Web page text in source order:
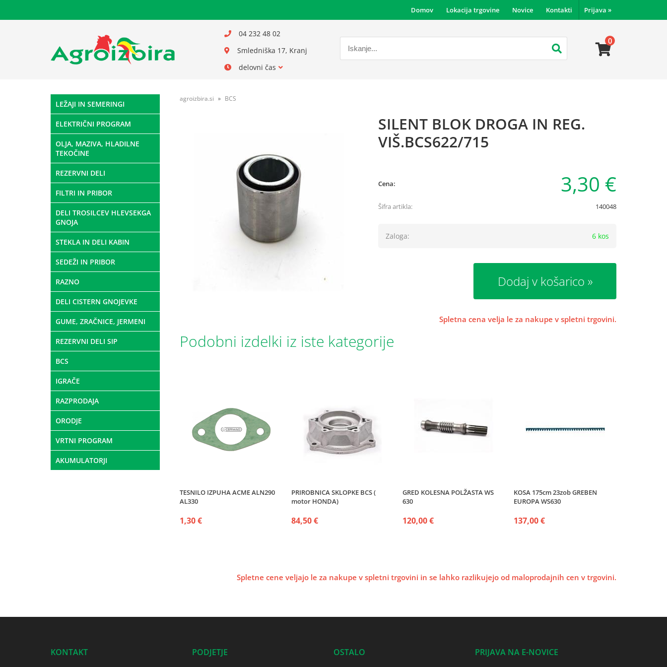
Prijava »
Domov Lokacija trgovine Novice Kontakti
04 232 48 02
Smledniška 17, Kranj
delovni čas
0
LEŽAJI IN SEMERINGI
ELEKTRIČNI PROGRAM
OLJA, MAZIVA, HLADILNE
TEKOČINE
REZERVNI DELI
FILTRI IN PRIBOR
DELI TROSILCEV HLEVSEKGA
GNOJA
STEKLA IN DELI KABIN
SEDEŽI IN PRIBOR
RAZNO
DELI CISTERN GNOJEVKE
GUME, ZRAČNICE, JERMENI
REZERVNI DELI SIP
BCS
IGRAČE
RAZPRODAJA
ORODJE
VRTNI PROGRAM
AKUMULATORJI
agroizbira.si BCS
SILENT BLOK DROGA IN REG.
VIŠ.BCS622/715
Cena: 3,30 €
Šifra artikla: 140048
Zaloga: 6 kos
Dodaj v košarico
Spletna cena velja le za nakupe v spletni trgovini.
Podobni izdelki iz iste kategorije
TESNILO IZPUHA ACME ALN290
AL330
1,30 €
PRIROBNICA SKLOPKE BCS (
motor HONDA)
84,50 €
GRED KOLESNA POLŽASTA WS
630
120,00 €
KOSA 175cm 23zob GREBEN
EUROPA WS630
137,00 €
Spletne cene veljajo le za nakupe v spletni trgovini in se lahko razlikujejo od maloprodajnih cen v trgovini.
KONTAKT PODJETJE OSTALO PRIJAVA NA E-NOVICE